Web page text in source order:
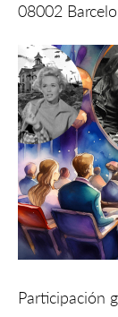
08002
Participación